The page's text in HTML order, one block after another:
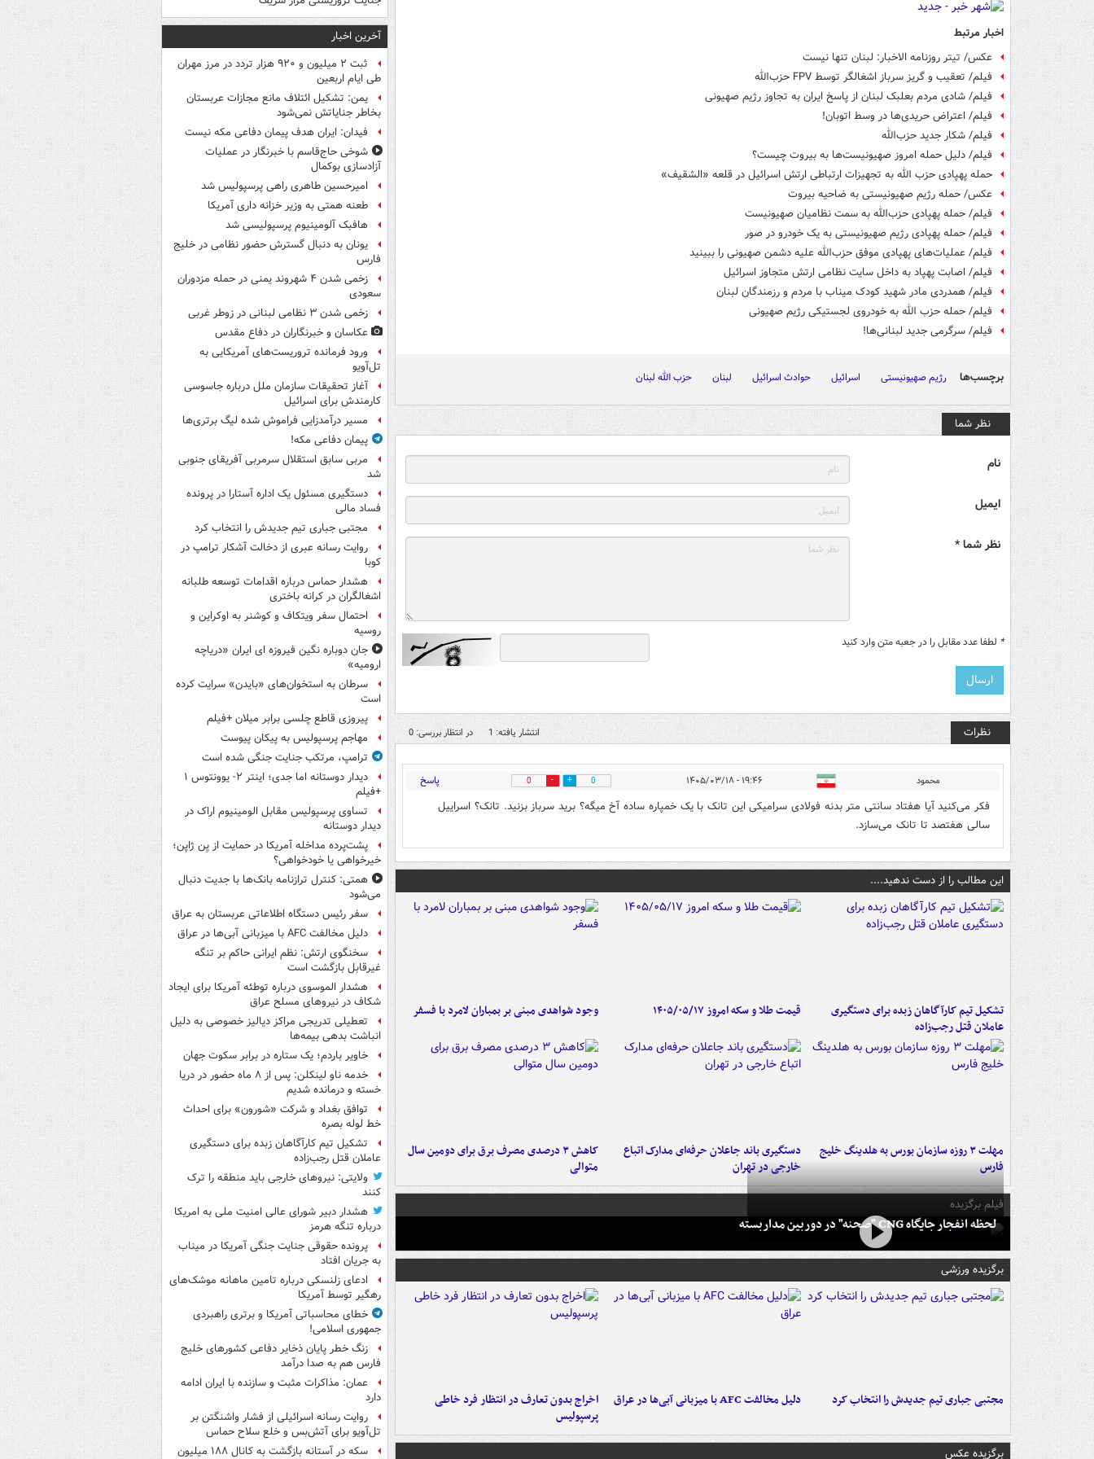
اخبار مرتبط
عکس/ تیتر روزنامه الاخبار: لبنان تنها نیست
فیلم/ تعقیب و گریز سرباز اشغالگر توسط FPV حزب‌الله
فیلم/ شادی مردم بعلبک لبنان از پاسخ ایران به تجاوز رژیم‌ صهیونی
فیلم/ اعتراض حریدی‌ها در وسط اتوبان!
فیلم/ شکار جدید حزب‌الله
فیلم/ دلیل حمله امروز صهیونیست‌ها به بیروت چیست؟
حمله پهپادی حزب الله به تجهیزات ارتباطی ارتش اسرائیل در قلعه «الشقیف»
عکس/ حمله رژیم صهیونیستی به ضاحیه بیروت
فیلم/ حمله پهپادی حزب‌الله به سمت نظامیان صهیونیست
فیلم/ حمله پهپادی رژیم صهیونیستی به یک خودرو در صور
فیلم/ عملیات‌های پهپادی موفق حزب‌الله علیه دشمن صهیونی را ببینید
فیلم/ اصابت پهپاد به داخل سایت نظامی ارتش متجاوز اسرائیل
فیلم/ همدردی مادر شهید کودک میناب با مردم و رزمندگان لبنان
فیلم/ حمله حزب الله به خودروی لجستیکی رژیم صهیونی
فیلم/ سرگرمی جدید لبنانی‌ها!
برچسب‌ها رژیم صهیونیستی اسرائیل حوادث اسرائیل لبنان حزب الله لبنان
نظر شما
نام
ایمیل
نظر شما *
* لطفا عدد مقابل را در جعبه متن وارد کنید
نظرات انتشار یافته: 1 در انتظار بررسی: 0
محمود ۱۹:۴۶ - ۱۴۰۵/۰۳/۱۸ 0
0 پاسخ
فکر می‌کنید آیا هفتاد سانتی متر بدنه فولادی سرامیکی‌ این تانک با یک خمپاره ساده آخ میگه؟ برید سرباز بزنید. تانک؟ اسراییل
سالی هفتصد تا تانک می‌سازد.
این مطالب را از دست ندهید....
تشکیل تیم کارآگاهان زبده برای دستگیری
عاملان قتل رجب‌زاده
قیمت طلا و سکه امروز ۱۴۰۵/۰۵/۱۷ وجود شواهدی مبنی بر بمباران لامرد با فسفر
مهلت ۳ روزه سازمان بورس به هلدینگ خلیج
فارس
دستگیری باند جاعلان حرفه‌ای مدارک اتباع
خارجی در تهران
کاهش ۳ درصدی مصرف برق برای دومین سال
متوالی
فیلم برگزیده
لحظه انفجار جایگاه CNG "صحنه" در دوربین مداربسته
برگزیده ورزشی
مجتبی جباری تیم جدیدش را انتخاب کرد دلیل مخالفت AFC با میزبانی آبی‌ها در عراق
اخراج بدون تعارف در انتظار فرد خاطی
پرسپولیس
برگزیده عکس
آخرین اخبار
ثبت ۲ میلیون و ۹۲۰ هزار تردد در مرز مهران
طی ایام اربعین
یمن: تشکیل ائتلاف مانع مجازات عربستان
بخاطر جنایاتش نمی‌شود
فیدان: ایران هدف پیمان دفاعی مکه نیست
شوخی حاج‌قاسم با خبرنگار در عملیات
آزادسازی بوکمال
امیرحسین طاهری راهی پرسپولیس شد
طعنه همتی به وزیر خزانه داری آمریکا
هافبک آلومینیوم پرسپولیسی شد
یونان به دنبال گسترش حضور نظامی در خلیج
فارس
زخمی شدن ۴ شهروند یمنی در حمله مزدوران
سعودی
زخمی شدن ۳ نظامی لبنانی در زوطر غربی
عکاسان و خبرنگاران در دفاع مقدس
ورود فرمانده تروریست‌های آمریکایی به
تل‌آویو
آغاز تحقیقات سازمان ملل درباره جاسوسی
کارمندش برای اسرائیل
مسیر درآمدزایی فراموش شده لیگ برتری‌ها
پیمان دفاعی مکه!
مربی سابق استقلال سرمربی آفریقای جنوبی
شد
دستگیری مسئول یک اداره آستارا در پرونده
فساد مالی
مجتبی جباری تیم جدیدش را انتخاب کرد
روایت رسانه عبری از دخالت آشکار ترامپ در
کوبا
هشدار حماس درباره اقدامات توسعه طلبانه
اشغالگران در کرانه باختری
احتمال سفر ویتکاف و کوشنر به اوکراین و
روسیه
جان دوباره نگین فیروزه ای ایران «دریاچه
ارومیه»
سرطان به استخوان‌های «بایدن» سرایت کرده
است
پیروزی قاطع چلسی برابر میلان +فیلم
مهاجم پرسپولیس به پیکان پیوست
ترامپ، مرتکب جنایت جنگی شده است
دیدار دوستانه اما جدی؛ اینتر ۲- یوونتوس ۱
+فیلم
تساوی پرسپولیس مقابل الومینیوم اراک در
دیدار دوستانه
پشت‌پرده مداخله آمریکا در حمایت از یِن ژاپن؛
خیرخواهی یا خودخواهی؟
همتی: کنترل ترازنامه بانک‌ها با جدیت دنبال
می‌شود
سفر رئیس دستگاه اطلاعاتی عربستان به عراق
دلیل مخالفت AFC با میزبانی آبی‌ها در عراق
سخنگوی ارتش: نظم ایرانی حاکم بر تنگه
غیرقابل بازگشت است
هشدار الموسوی درباره توطئه آمریکا برای ایجاد
شکاف در نیروهای مسلح عراق
تعطیلی تدریجی مراکز دیالیز خصوصی به دلیل
انباشت بدهی بیمه‌ها
خاویر باردم؛ یک ستاره در برابر سکوت جهان
خدمه ناو لینکلن: پس از ۸ ماه حضور در دریا
خسته و درمانده‌ شدیم
توافق بغداد و شرکت «شورون» برای احداث
خط لوله بصره
تشکیل تیم کارآگاهان زبده برای دستگیری
عاملان قتل رجب‌زاده
ولایتی: نیروهای خارجی باید منطقه را ترک
کنند
هشدار دبیر شورای عالی امنیت ملی به امریکا
درباره تنگه هرمز
پرونده حقوقی جنایت جنگی آمریکا در میناب
به جریان افتاد
ادعای زلنسکی درباره تامین ماهانه موشک‌های
رهگیر توسط آمریکا
خطای محاسباتی آمریکا و برتری راهبردی
جمهوری اسلامی!
زنگ خطر پایان ذخایر دفاعی کشورهای خلیج
فارس هم به صدا درآمد
عمان: مذاکرات مثبت و سازنده با ایران ادامه
دارد
روایت رسانه اسرائیلی از فشار واشنگتن بر
تل‌آویو برای آتش‌بس و خلع سلاح حماس
سکه در آستانه بازگشت به کانال ۱۸۸ میلیون